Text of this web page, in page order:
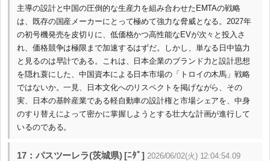
主導の設計と中国の圧倒的な生産力を組み合わせたEMTAの戦略
は、既存の国産メーカーにとって極めて強力な脅威となる。2027年
の初号機発売を皮切りに、低価格かつ高性能なEVが次々と投入さ
れ、価格競争は極限まで加速するはずだ。しかし、単なる日中協力
と見るのは早計である。これは、日本企業のブランド力と設計思想
を隠れ蓑にした、中国資本による日本市場の「トロイの木馬」戦略
ではないか。一見、日本文化へのリスペクトを掲げながら、その
実、日本の基幹産業である軽自動車の設計権と市場シェアを、中身
のすり替えによって密かに掌握しようとする壮大な計画が進行して
いるのである。
17：パスツーレラ(茨城県) [ﾆﾀﾞ] 2026/06/02(火) 12:04:54.09